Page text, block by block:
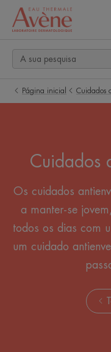
Página inicial Cuidados
Cuidados
Os cuidados
a manter-se
todos os dias com
um cuidado